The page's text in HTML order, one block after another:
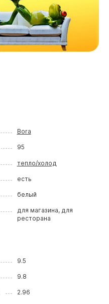
Bora
95
тепло/холод
есть
белый
для магазина, для
ресторана
9.5
9.8
2.96